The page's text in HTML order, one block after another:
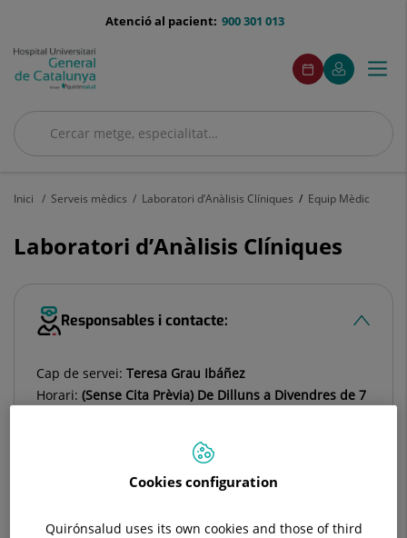
menu-
900 301 013
Atenció al pacient:
Cercar
Cercar
menuAcceso
Demaneu
cita
Aquest
enllaç
s'obrirà
una
El
meu
Aquest
enllaç
s'obrirà
una
finestra
Menú
Inici Serveis mèdics Laboratori d’Anàlisis Clíniques Equip Mèdic
Laboratori d’Anàlisis Clíniques
Responsables i contacte:
Cap de servei: Teresa Grau Ibáñez
Horari: (Sense Cita Prèvia) De Dilluns a Divendres de 7
93 565 60 00 Ext. 5045 - 5049
Análisis Clínicos
Cookies configuration
Quirónsalud uses its own cookies and those of third